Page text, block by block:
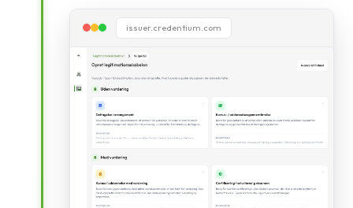
issuer.credentium.com